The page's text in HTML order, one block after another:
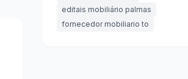
editais mobiliário palmas
fornecedor mobiliario to